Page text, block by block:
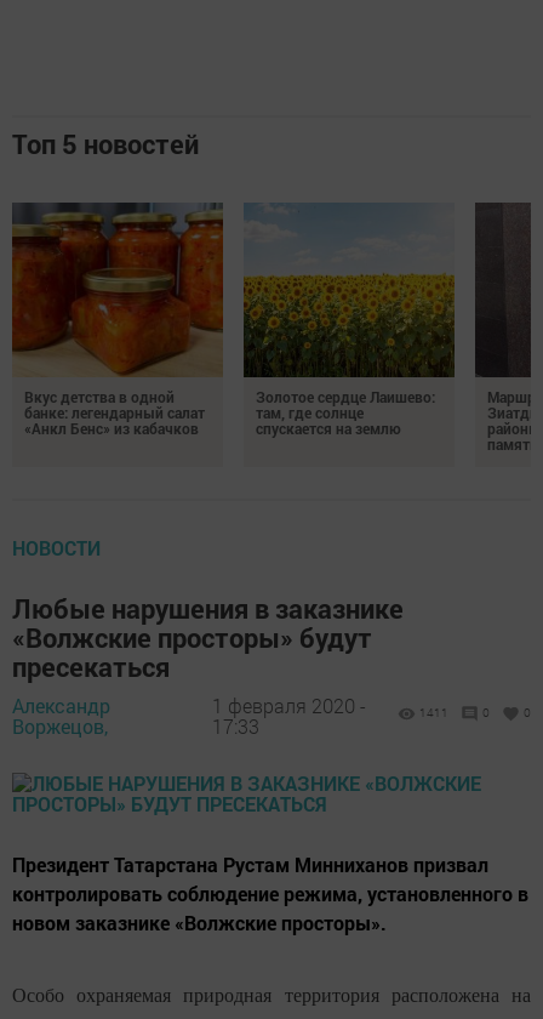
Топ 5 новостей
Вкус детства в одной
банке: легендарный салат
«Анкл Бенс» из кабачков
Золотое сердце Лаишево:
там, где солнце
спускается на землю
районы
память
НОВОСТИ
Любые нарушения в заказнике
«Волжские просторы» будут
пресекаться
Александр
Воржецов,
1 февраля 2020 -
17:33
1411 0 0
Президент Татарстана Рустам Минниханов призвал
контролировать соблюдение режима, установленного в
новом заказнике «Волжские просторы».
Особо охраняемая природная территория расположена на